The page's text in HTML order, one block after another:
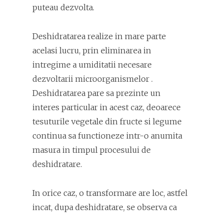
puteau dezvolta.
Deshidratarea realize in mare parte
acelasi lucru, prin eliminarea in
intregime a umiditatii necesare
dezvoltarii microorganismelor .
Deshidratarea pare sa prezinte un
interes particular in acest caz, deoarece
tesuturile vegetale din fructe si legume
continua sa functioneze intr-o anumita
masura in timpul procesului de
deshidratare.
In orice caz, o transformare are loc, astfel
incat, dupa deshidratare, se observa ca